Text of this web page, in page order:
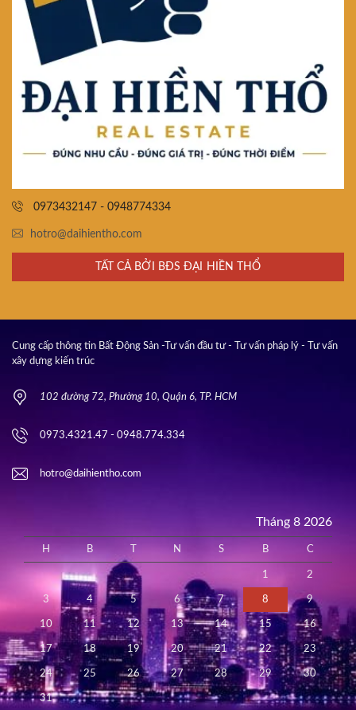
0973432147 - 0948774334
hotro@daihientho.com
TẤT CẢ BỞI BĐS ĐẠI HIỀN THỔ
Cung cấp thông tin Bất Động Sản -Tư vấn đầu tư - Tư vấn pháp lý - Tư vấn
xây dựng kiến trúc
102 đường 72, Phường 10, Quận 6, TP. HCM
0973.4321.47 - 0948.774.334
hotro@daihientho.com
Tháng 8 2026
H B N S B C
1 2
3 4 5 6 7 8 9
10 11 12 13 14 15 16
17 18 19 20 21 22 23
24 25 26 27 28 29 30
31